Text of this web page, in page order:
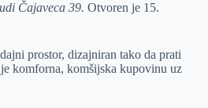
Čajaveca 39.Otvoren je 15.
prostor, dizajniran tako da prati
komforna, komšijska kupovinu uz